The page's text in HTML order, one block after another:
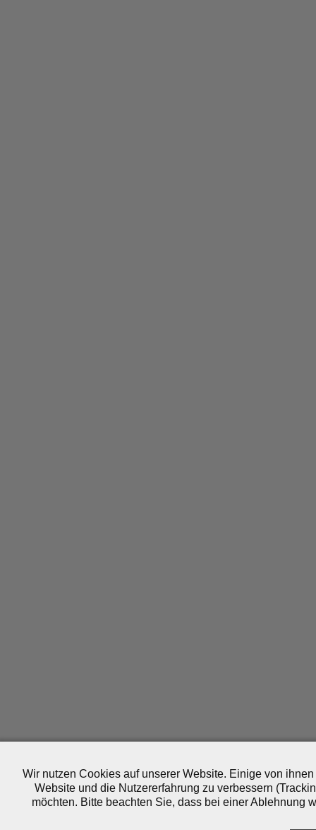
Wir nutzen Cookies auf unserer Website. Einige von
Website und die Nutzererfahrung zu verbessern
möchten. Bitte beachten Sie, dass bei einer Ablehnung